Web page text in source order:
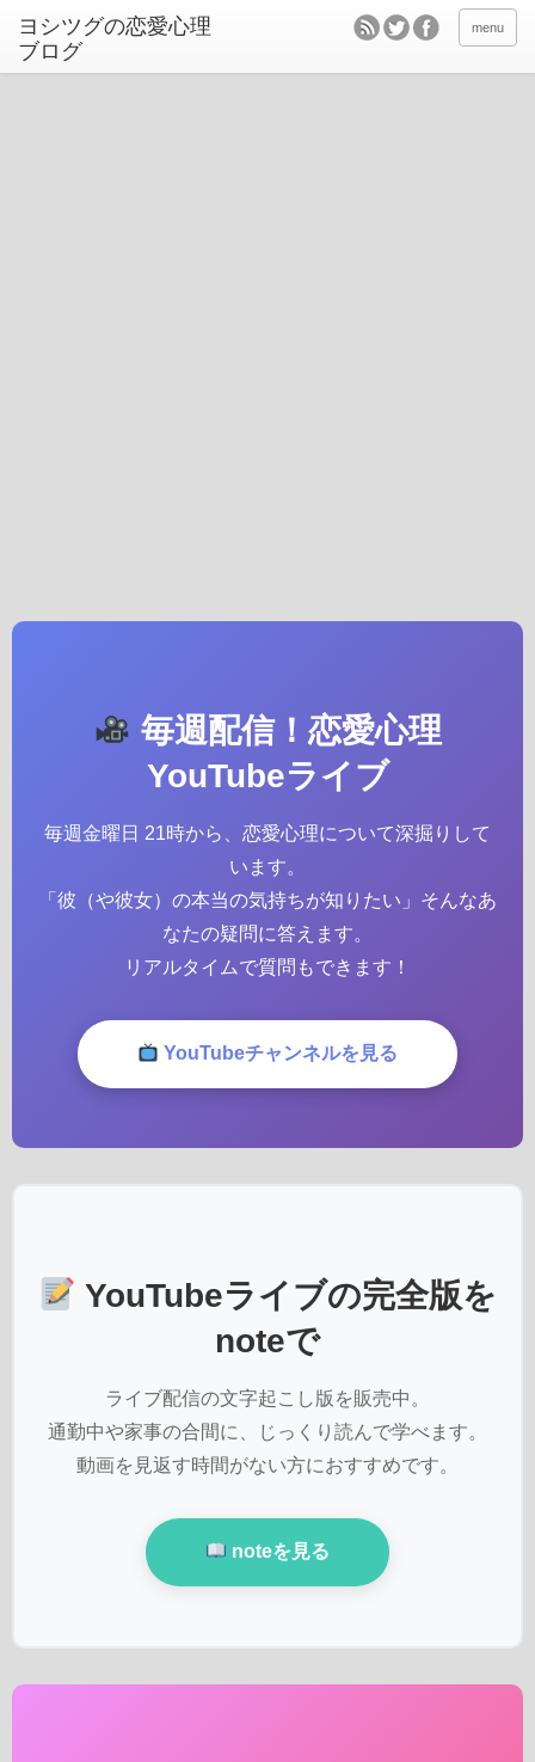
ヨシツグの恋愛心理
ブログ
menu
毎週配信！恋愛心理
YouTubeライブ
毎週金曜日 21時から、恋愛心理について深掘りして
います。
「彼（や彼女）の本当の気持ちが知りたい」そんなあ
なたの疑問に答えます。
リアルタイムで質問もできます！
YouTubeチャンネルを見る
YouTubeライブの完全版を
noteで
ライブ配信の文字起こし版を販売中。
通勤中や家事の合間に、じっくり読んで学べます。
動画を見返す時間がない方におすすめです。
noteを見る